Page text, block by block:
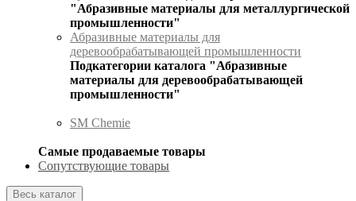
"Абразивные материалы для металлургической
промышленности"
Абразивные материалы для
деревообрабатывающей промышленности
Подкатегории каталога "Абразивные
материалы для деревообрабатывающей
промышленности"
SM Chemie
Самые продаваемые товары
Сопутствующие товары
Весь каталог